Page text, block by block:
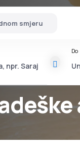
smjeru
Do